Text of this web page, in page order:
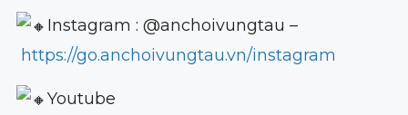
Instagram : @anchoivungtau –
https://go.anchoivungtau.vn/instagram
Youtube